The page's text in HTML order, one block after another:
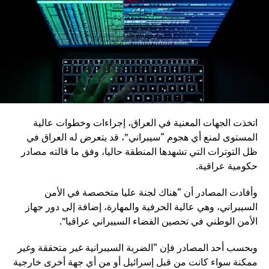
الرقمي وتعزيز الابتكار في القطاع المصرفي . لكن الأزمة المالية
التي ضربت لبنان جاءت أسرع مما توقعنا، مما أدى إلى توقف
العمل المصرفي التقليدي وإصدار البطاقات الكلاسيكية .عندها،
انتقلت الى ايجاد حلول الكترونية تتماشى مع حاجات السوق
وواقع المستهلك الذي أصبح لا يتقبل التعامل مع المصارف في
ظل هذه الأزمة .
لذلك قمت باصدار خدمة “Wink Neo” , و هي عبارة عن بنك
رقمي Digital bank)) مستقل بالكامل عن النظام المصرفي
التقليدي، بحيث يمكن لأي شخص بغض النظر عن مهنته أو وضعه
المالي التسجيل عبر المنصة، فتح حساب في المصرف والحصول
على بطاقة مسبقة الدفع، تعبئتها و استعمالها لتحويل الأموال
وإجراء جميع المعاملات المالية بسهولة دون الحاجة إلى التعامل
المباشر مع المصارف التقليدية.
هذا التحول الرقمي شكل نقلة نوعية في القطاع المالي، حيث
وفر حلولًا عملية وسريعة للأفراد الذين يواجهون صعوبة في
الوصول إلى الخدمات المصرفية التقليدية، ما جعل المصرف
الرقمي خيارًا أساسيًا في ظل التحديات الاقتصادية الراهنة.
اتخذت الجهات المعنية في العراق، إجراءات وخطوات عالية
المستوى لمنع أي هجوم “سيبراني”، قد يتعرض له العراق في
ظل التوترات التي تشهدها المنطقة حاليا، وفق ما قالته مصادر
حكومية عراقية.
وأفادت المصادر أن “هناك لجنة عليا متخصصة في الأمن
السيبراني، وهي عالية الحرفية والمهارة، إضافة إلى دور جهاز
الأمن الوطني في تحصين الفضاء السيبراني عراقيا”.
وبحسب أحد المصادر فإن “الضربة السيبرانية غير متحققة وغير
ممكنة سواء كانت من قبل إسرائيل أو من أي جهة أخرى خارجية